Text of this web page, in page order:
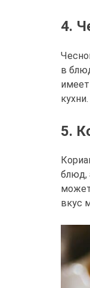
4.
в
кухни.
5.
блюд,
вкус